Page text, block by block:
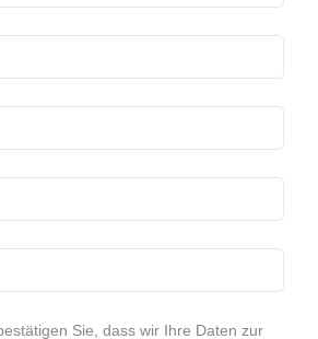
Sie, dass wir Ihre Daten zur